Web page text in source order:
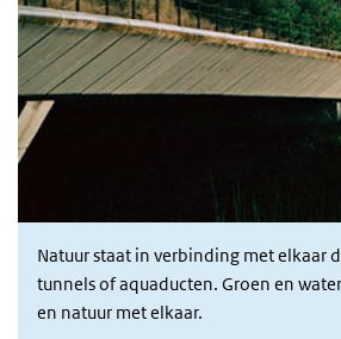
Natuur staat in verbinding met elkaar
tunnels of aquaducten. Groen en
en natuur met elkaar.